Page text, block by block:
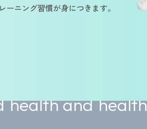
ニング習慣が身につきます。
and health and